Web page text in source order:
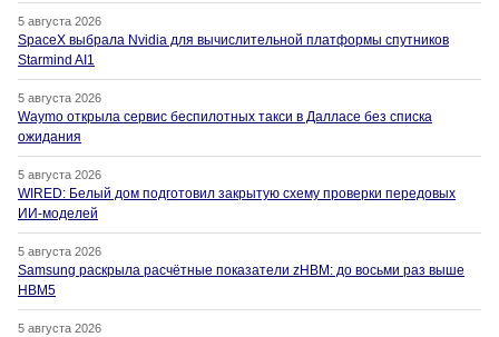
5 августа 2026
SpaceX выбрала Nvidia для вычислительной платформы спутников
Starmind AI1
5 августа 2026
Waymo открыла сервис беспилотных такси в Далласе без списка
ожидания
5 августа 2026
WIRED: Белый дом подготовил закрытую схему проверки передовых
ИИ-моделей
5 августа 2026
Samsung раскрыла расчётные показатели zHBM: до восьми раз выше
HBM5
5 августа 2026